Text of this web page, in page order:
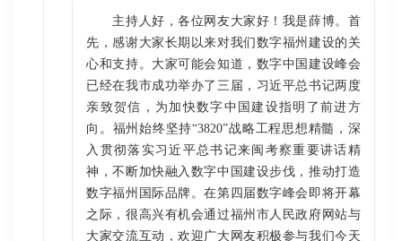
主持人好，各位网友大家好！我是薛博。首
先，感谢大家长期以来对我们数字福州建设的关
心和支持。大家可能会知道，数字中国建设峰会
已经在我市成功举办了三届，习近平总书记两度
亲致贺信，为加快数字中国建设指明了前进方
向。福州始终坚持“3820”战略工程思想精髓，深
入贯彻落实习近平总书记来闽考察重要讲话精
神，不断加快融入数字中国建设步伐，推动打造
数字福州国际品牌。在第四届数字峰会即将开幕
之际，很高兴有机会通过福州市人民政府网站与
大家交流互动，欢迎广大网友积极参与我们今天